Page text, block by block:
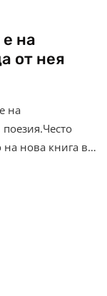
на
от нея
на
на нова книга в…